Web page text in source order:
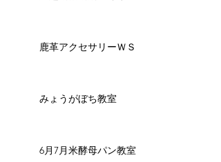
鹿革アクセサリーＷＳ
みょうがぼち教室
6月7月米酵母パン教室